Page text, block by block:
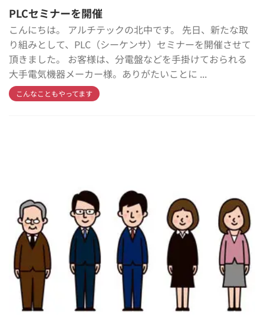
PLCセミナーを開催
こんにちは。 アルチテックの北中です。 先日、新たな取
り組みとして、PLC（シーケンサ）セミナーを開催させて
頂きました。 お客様は、分電盤などを手掛けておられる
大手電気機器メーカー様。ありがたいことに ...
こんなこともやってます